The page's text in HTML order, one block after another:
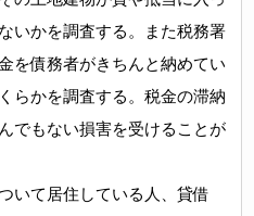
いかを調査する。また税務署
を債務者がきちんと納めてい
らかを調査する。税金の滞納
でもない損害を受けることが
て居住している人、貸借